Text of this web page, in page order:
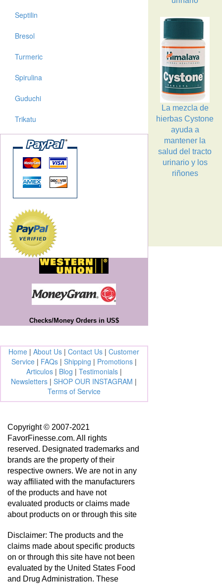
Septilin
Bresol
Turmeric
Spirulina
Guduchi
Trikatu
Checks/Money Orders in US$
Home |About Us |Contact Us |Customer
Service| FAQs| Shipping | Promotions|
Articulos| Blog | Testimonials|
Newsletters |SHOP OUR INSTAGRAM |
Terms of Service
Copyright © 2007-2021
FavorFinesse.com. All rights
reserved. Designated trademarks and
brands are the property of their
respective owners. We are not in any
way affiliated with the manufacturers
of the products and have not
evaluated products or claims made
about products on or through this site
Disclaimer: The products and the
claims made about specific products
on or through this site have not been
evaluated by the United States Food
and Drug Administration. These
La mezcla de
hierbas Cystone
ayuda a
mantener la
salud del tracto
urinario y los
riñones